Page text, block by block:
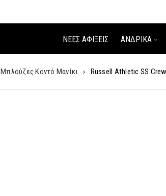
ΝΈΕΣ ΑΦΊΞΕΙΣ ΑΝΔΡΙΚΑ
Μπλούζες Κοντό Μανίκι › Russell Athletic SS